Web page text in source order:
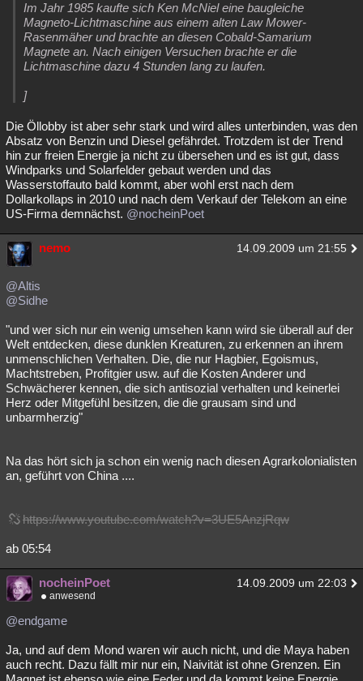
Im Jahr 1985 kaufte sich Ken McNiel eine baugleiche
Magneto-Lichtmaschine aus einem alten Law Mower-
Rasenmäher und brachte an diesen Cobald-Samarium
Magnete an. Nach einigen Versuchen brachte er die
Lichtmaschine dazu 4 Stunden lang zu laufen.
]
Die Öllobby ist aber sehr stark und wird alles unterbinden, was den
Absatz von Benzin und Diesel gefährdet. Trotzdem ist der Trend
hin zur freien Energie ja nicht zu übersehen und es ist gut, dass
Windparks und Solarfelder gebaut werden und das
Wasserstoffauto bald kommt, aber wohl erst nach dem
Dollarkollaps in 2010 und nach dem Verkauf der Telekom an eine
US-Firma demnächst. @nocheinPoet
nemo 14.09.2009 um 21:55
@Altis
@Sidhe
"und wer sich nur ein wenig umsehen kann wird sie überall auf der
Welt entdecken, diese dunklen Kreaturen, zu erkennen an ihrem
unmenschlichen Verhalten. Die, die nur Hagbier, Egoismus,
Machtstreben, Profitgier usw. auf die Kosten Anderer und
Schwächerer kennen, die sich antisozial verhalten und keinerlei
Herz oder Mitgefühl besitzen, die die grausam sind und
unbarmherzig"
Na das hört sich ja schon ein wenig nach diesen Agrarkolonialisten
an, geführt von China ....
https://www.youtube.com/watch?v=3UE5AnzjRqw
ab 05:54
nocheinPoet 14.09.2009 um 22:03
anwesend
@endgame
Ja, und auf dem Mond waren wir auch nicht, und die Maya haben
auch recht. Dazu fällt mir nur ein, Naivität ist ohne Grenzen. Ein